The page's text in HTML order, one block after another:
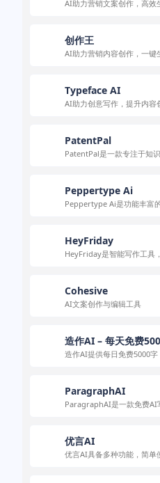
AI助力营销文案创作，高效
创作王
AI助力营销内容创作，一键
Typeface AI
AI助力创意写作，提升内容
PatentPal
PatentPal是一款专注于知
Peppertype Ai
Peppertype Ai是功能丰富
HeyFriday
HeyFriday是智能写作工具
Cohesive
AI文案创作与编辑工具
造作AI – 每天免费
造作AI提供每日免费5000字
ParagraphAI
ParagraphAI是一款免费AI
优言AI
优言AI具备多种功能，简单